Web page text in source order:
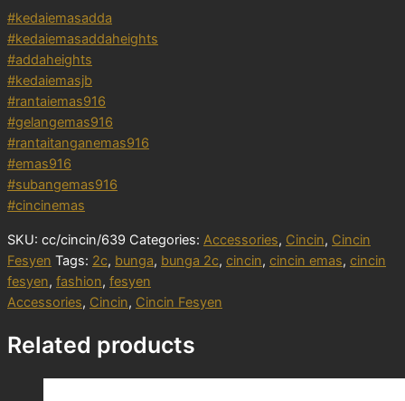
#kedaiemasadda
#kedaiemasaddaheights
#addaheights
#kedaiemasjb
#rantaiemas916
#gelangemas916
#rantaitanganemas916
#emas916
#subangemas916
#cincinemas
SKU: cc/cincin/639 Categories: Accessories, Cincin, Cincin
Fesyen Tags: 2c, bunga, bunga 2c, cincin, cincin emas, cincin
fesyen, fashion, fesyen
Accessories, Cincin, Cincin Fesyen
Related products